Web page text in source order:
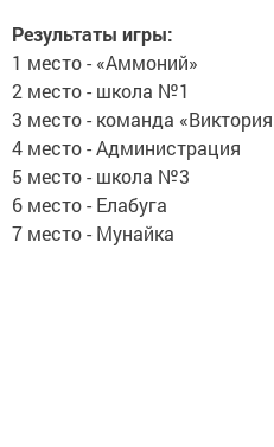
Результаты игры:
1 место - «Аммоний»
2 место - школа №1
3 место - команда
4 место - Администрация
5 место - школа №3
6 место - Елабуга
7 место - Мунайка